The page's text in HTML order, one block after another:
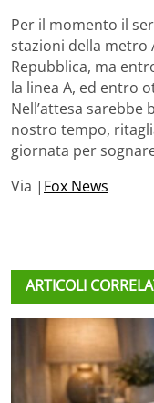
Per il momento il
stazioni della metro
Repubblica, ma
la linea A, ed entro
Nell’attesa sarebbe
nostro tempo,
giornata per
Via | Fox News
ARTICOLI